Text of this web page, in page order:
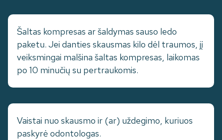
Šaltas kompresas ar šaldymas sauso ledo
paketu. Jei danties skausmas kilo dėl traumos, jį
veiksmingai malšina šaltas kompresas, laikomas
po 10 minučių su pertraukomis.
Vaistai nuo skausmo ir (ar) uždegimo, kuriuos
paskyrė odontologas.